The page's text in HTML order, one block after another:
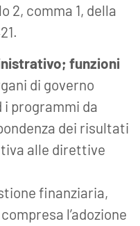
2, comma 1, della
funzioni
di governo
programmi da
dei risultati
alle direttive
finanziaria,
l’adozione